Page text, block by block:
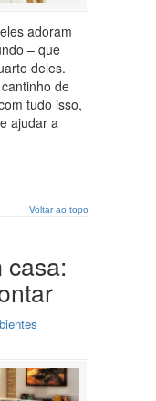
adoram
– que
deles.
de
tudo isso,
ajudar a
Voltar ao topo